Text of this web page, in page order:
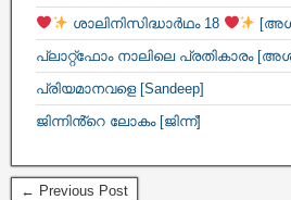
ശാലിനിസിദ്ധാർഥം 18
പ്ലാറ്റ്ഫോം നാലിലെ പ്രതികാരം
പ്രിയമാനവളെ [Sandeep]
ജിന്നിൻ്റെ ലോകം [ജിന്ന്]
← Previous Post